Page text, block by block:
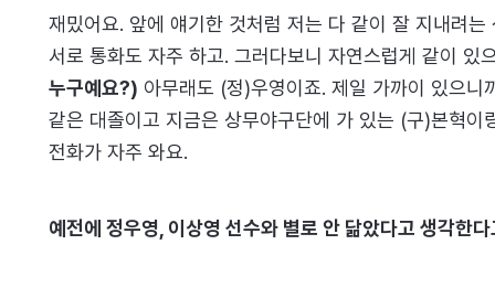
재밌어요. 앞에 얘기한 것처럼 저는 다 같이 잘 지내려
서로 통화도 자주 하고. 그러다보니 자연스럽게 같이 있
누구예요?) 아무래도 (정)우영이죠. 제일 가까이 있으
같은 대졸이고 지금은 상무야구단에 가 있는 (구)본혁이
전화가 자주 와요.
예전에 정우영, 이상영 선수와 별로 안 닮았다고 생각한